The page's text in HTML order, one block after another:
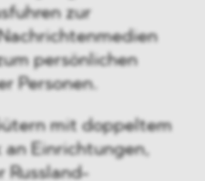
zur
persönlichen
Personen.
mit doppeltem
an Einrichtungen,
Russland-